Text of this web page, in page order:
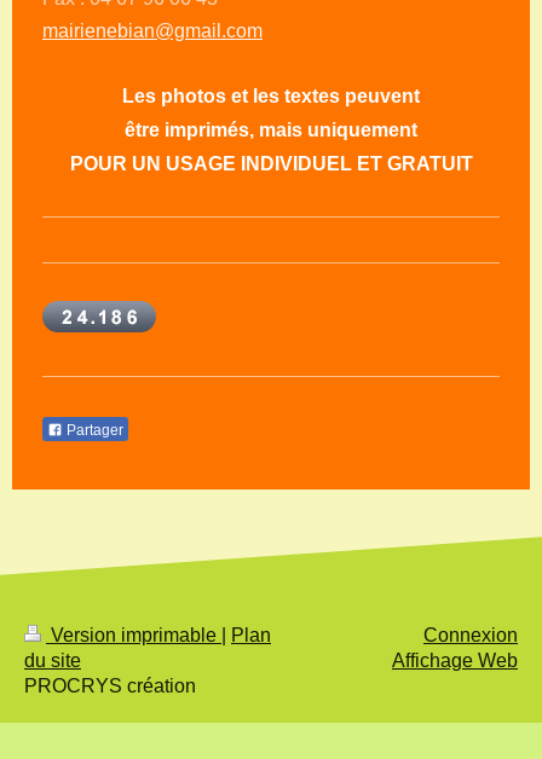
mairienebian@gmail.com
Les photos et les textes peuvent
être imprimés, mais uniquement
POUR UN USAGE INDIVIDUEL ET GRATUIT
Partager
Version imprimable
Plan
du site
PROCRYS création
Connexion
Affichage Web